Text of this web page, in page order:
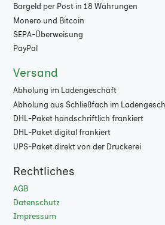
Bargeld per Post in 18 Währungen
Monero und Bitcoin
SEPA-Überweisung
PayPal
Versand
Abholung im Ladengeschäft
Abholung aus Schließfach im
DHL-Paket handschriftlich frankiert
DHL-Paket digital frankiert
UPS-Paket direkt von der Druckerei
Rechtliches
AGB
Datenschutz
Impressum